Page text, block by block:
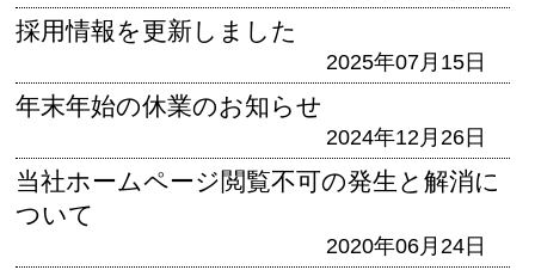
採用情報を更新しました
2025年07月15日
年末年始の休業のお知らせ
2024年12月26日
当社ホームページ閲覧不可の発生と解消に
ついて
2020年06月24日